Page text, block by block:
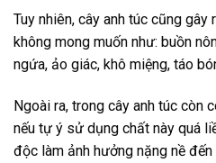
Tuy nhiên, cây anh túc cũng
không mong muốn như: buồn
ngứa, ảo giác, khô miệng, táo
Ngoài ra, trong cây anh túc còn
nếu tự ý sử dụng chất này quá
độc làm ảnh hưởng nặng nề